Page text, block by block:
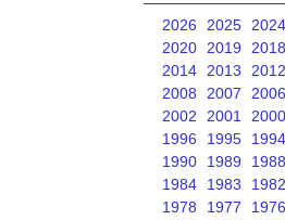
2026 2025 2024
2020
2019 2018
2014
2013 2012
2008
2007 2006
2002
2001 2000
1996
1995 1994
1990
1989 1988
1984
1983 1982
1978
1977 1976